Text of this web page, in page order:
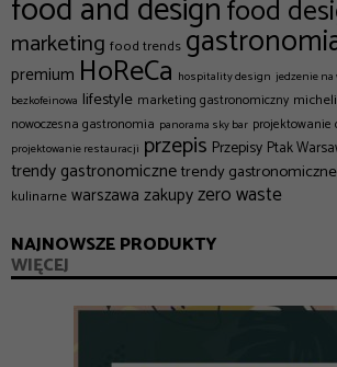
food and designfood
marketing food trends
premium HoReCa hospitality design jedzenie na
bezkofeinowa lifestyle marketing gastronomiczny
nowoczesna gastronomia panorama sky bar projektowanie
projektowanie restauracji przepis Przepisy Ptak
trendy gastronomicznetrendy
kulinarnewarszawa zakupyzero waste
NAJNOWSZE PRODUKTY
WIĘCEJ